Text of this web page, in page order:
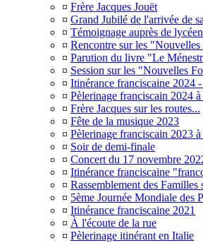
¤ Frère Jacques Jouët
¤ Grand Jubilé de l'arrivée de
¤ Témoignage auprès de
¤ Rencontre sur les
¤ Parution du livre "Le
¤ Session sur les "Nouvelles
¤ Itinérance franciscaine 2024
¤ Pèlerinage franciscain 2024
¤ Frère Jacques sur les routes...
¤ Fête de la musique 2023
¤ Pèlerinage franciscain 2023
¤ Soir de demi-finale
¤ Concert du 17 novembre
¤ Itinérance franciscaine
¤ Rassemblement des
¤ 5ème Journée Mondiale des
¤ Itinérance franciscaine 2021
¤ À l'écoute de la rue
¤ Pèlerinage itinérant en Italie